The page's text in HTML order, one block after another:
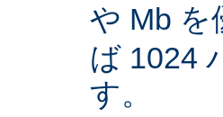
や Mb
ば 1024
す。